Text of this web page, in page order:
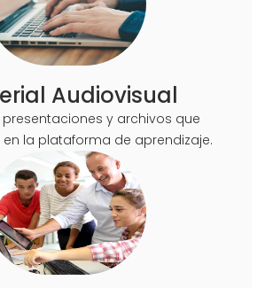
Audiovisual
presentaciones y archivos que
la plataforma de aprendizaje.